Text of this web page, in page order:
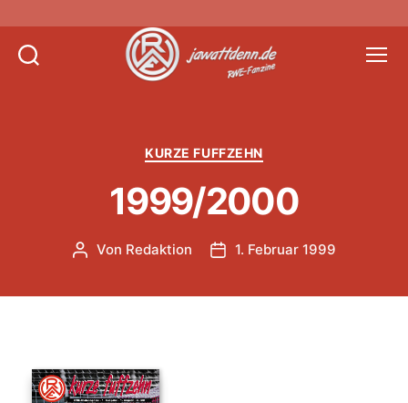
Kategorien
KURZE FUFFZEHN
1999/2000
Beitragsautor
Von Redaktion Veröffentlichungsdatum
1. Februar 1999